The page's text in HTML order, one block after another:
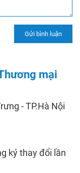
mại
- TP.Hà Nội
ký thay đổi lần